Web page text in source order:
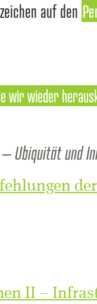
auf den
wir wieder
Ubiquität und
II –